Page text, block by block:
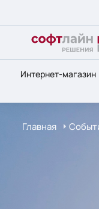
Интернет-магазин
Главная